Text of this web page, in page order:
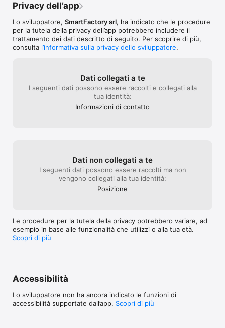
Esperienza interattiva
Artplace utilizza tecnologie di smart positioning per inviarti
automaticamente contenuti e notifiche quando ti avvicini ai
punti di interesse.
- Scoprire dettagli e curiosità legati al luogo dove ti trovi,
senza cercare nulla;
- Vivere una navigazione semplice, intuitiva e personalizzata
Una guida di qualità
I contenuti presenti nell’app sono realizzati in collaborazione
con Comuni, musei, enti culturali e istituzioni universitarie, per
garantirti informazioni verificate, accurate e sempre
Che tu sia un turista in visita o un cittadino curioso, Artplace ti
aiuta a scoprire e il patrimonio che ti circonda.
Comincia a esplorare borghi, musei, punti di interesse e
Privacy dell’app
Lo sviluppatore, SmartFactory srl, ha indicato che le procedure
per la tutela della privacy dell’app potrebbero includere il
trattamento dei dati descritto di seguito. Per scoprire di più,
consulta l’informativa sulla privacy dello sviluppatore.
Dati collegati a te
I seguenti dati possono essere raccolti e collegati alla
tua identità:
Informazioni di contatto
Dati non collegati a te
I seguenti dati possono essere raccolti ma non
vengono collegati alla tua identità:
Posizione
Le procedure per la tutela della privacy potrebbero variare, ad
esempio in base alle funzionalità che utilizzi o alla tua età.
Scopri di più
Accessibilità
Lo sviluppatore non ha ancora indicato le funzioni di
accessibilità supportate dall’app. Scopri di più